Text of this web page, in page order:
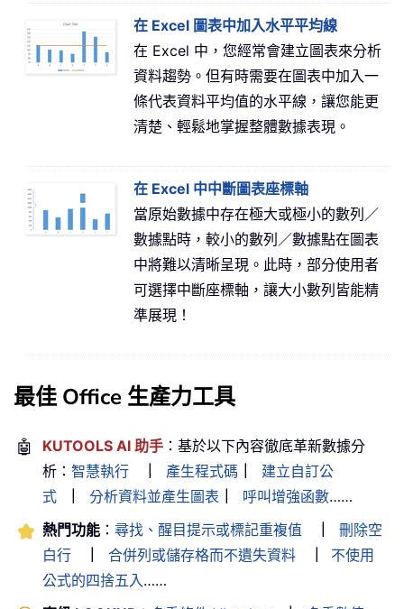
在 Excel 圖表中加入水平平均線
在 Excel 中，您經常會建立圖表來分析
資料趨勢。但有時需要在圖表中加入一
條代表資料平均值的水平線，讓您能更
清楚、輕鬆地掌握整體數據表現。
在 Excel 中中斷圖表座標軸
當原始數據中存在極大或極小的數列／
數據點時，較小的數列／數據點在圖表
中將難以清晰呈現。此時，部分使用者
可選擇中斷座標軸，讓大小數列皆能精
準展現！
最佳 Office 生產力工具
🤖 KUTOOLS AI 助手 ：基於以下內容徹底革新數據分
析： 智慧執行 產生程式碼
建立自訂公
式
分析資料並產生圖表 呼叫增強函數……
熱門功能 ： 尋找、醒目提示或標記重複值
刪除空
白行
合併列或儲存格而不遺失資料
不使用
公式的四捨五入……